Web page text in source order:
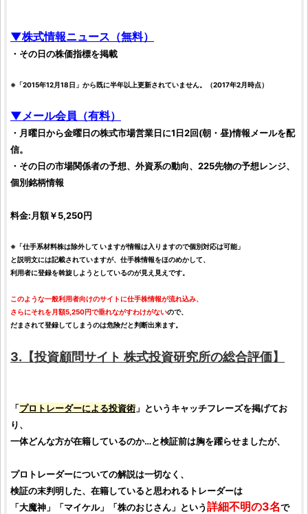
▼株式情報ニュース（無料）
・その日の株価指標を掲載
※「2015年12月18日」から既に半年以上更新されていません。（2017年2月時点）
▼メール会員（有料）
・月曜日から金曜日の株式市場営業日に1日2回(朝・昼)情報メールを配
信。
・その日の市場関係者の予想、外資系の動向、 225先物の予想レンジ、
個別銘柄情報
料金:月額￥5,250円
※「仕手系材料株は除外して いますが情報は入りますので個別対応は可能」
と説明文には記載されていますが、 仕手株情報をほのめかして、
利用者に登録を斡旋しようとしているのが見え見えです。
このような一般利用者向けのサイトに仕手株情報が流れ込み、
さらにそれを月額5,250円で垂れながすわけがないので、
だまされて登録してしまうのは危険だと判断出来ます。
3.【投資顧問サイト 株式投資研究所の総合評価】
「プロトレーダーによる投資術 」というキャッチフレーズを掲げてお
り、
一体どんな方が在籍しているのか…と検証前は胸を躍らせましたが、
プロトレーダーについての解説は一切なく、
検証の末判明した、在籍していると思われるトレーダーは
「大魔神」「マイケル」「株のおじさん」という詳細不明の3名で